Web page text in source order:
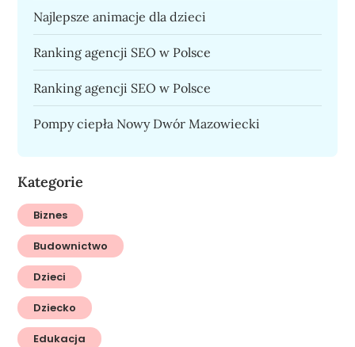
Najlepsze animacje dla dzieci
Ranking agencji SEO w Polsce
Ranking agencji SEO w Polsce
Pompy ciepła Nowy Dwór Mazowiecki
Kategorie
Biznes
Budownictwo
Dzieci
Dziecko
Edukacja